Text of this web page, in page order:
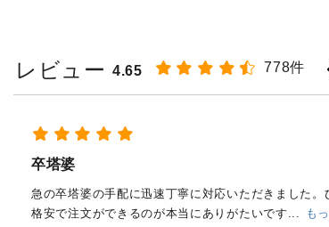
レビュー 4.65 778件
ました。ひとつから
です...もっと見る はじめて注文しました。 メー